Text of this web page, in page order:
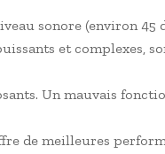
sonore (environ 45
et complexes,
Un mauvais
de meilleures